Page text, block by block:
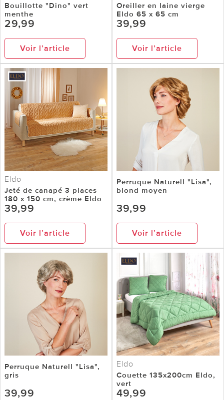
Bouillotte "Dino" vert
menthe
29,99
Voir l’article
Oreiller en laine vierge
Eldo 65 x 65 cm
39,99
Voir l’article
Eldo
Jeté de canapé 3 places
180 x 150 cm, crème Eldo
39,99
Voir l’article
Perruque Naturell "Lisa",
blond moyen
39,99
Voir l’article
Perruque Naturell "Lisa",
gris
39,99
Eldo
Couette 135x200cm Eldo,
vert
49,99